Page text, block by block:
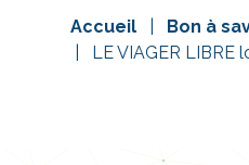
Accueil Bon à
LE VIAGER LIBRE